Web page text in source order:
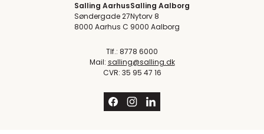
Salling Aarhus
Søndergade 27
8000 Aarhus C
Salling Aalborg
Nytorv 8
9000 Aalborg
Tlf.: 8778 6000
Mail: salling@salling.dk
CVR: 35 95 47 16